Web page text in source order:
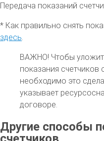
Передача показаний
* Как правильно снять
здесь
ВАЖНО! Чтобы
показания счетчиков
необходимо это
указывает
договоре.
Другие способы